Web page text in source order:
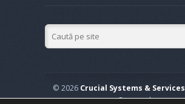
© 2026 Crucial Systems & Services
Reserved.